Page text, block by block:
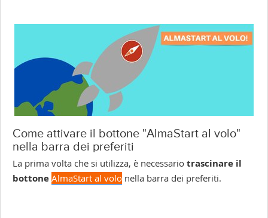
Come attivare il bottone "AlmaStart al volo"
nella barra dei preferiti
La prima volta che si utilizza, è necessariotrascinare il
bottone AlmaStart al volonella barra dei preferiti.